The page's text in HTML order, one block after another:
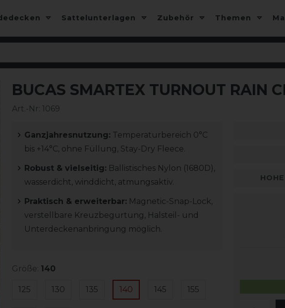
Sattelunterlagen Zubehör Themen
BUCAS SMARTEX TURNOUT RAIN
Art.-Nr: 1069
Ganzjahresnutzung: Temperaturbereich 0°C
bis +14°C, ohne Füllung, Stay-Dry Fleece.
Robust & vielseitig: Ballistisches Nylon (1680D),
wasserdicht, winddicht, atmungsaktiv.
Praktisch & erweiterbar: Magnetic-Snap-Lock,
verstellbare Kreuzbegurtung, Halsteil- und
Unterdeckenanbringung möglich.
Größe: 140
125 130 135 140 145 155